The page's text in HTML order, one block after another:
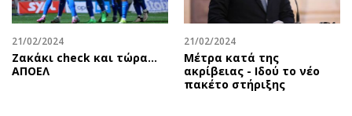
Real Estate
Επιχειρήσεις
Αγορές
Οικονομία
Γενικά
Αναδρομές
Πρόσωπα
21/02/2024
Ζακάκι check και τώρα…
ΑΠΟΕΛ
21/02/2024
Μέτρα κατά της
ακρίβειας - Ιδού το νέο
πακέτο στήριξης